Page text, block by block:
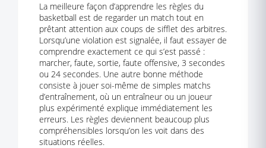
La meilleure façon d’apprendre les règles du
basketball est de regarder un match tout en
prêtant attention aux coups de sifflet des arbitres.
Lorsqu’une violation est signalée, il faut essayer de
comprendre exactement ce qui s’est passé :
marcher, faute, sortie, faute offensive, 3 secondes
ou 24 secondes. Une autre bonne méthode
consiste à jouer soi-même de simples matchs
d’entraînement, où un entraîneur ou un joueur
plus expérimenté explique immédiatement les
erreurs. Les règles deviennent beaucoup plus
compréhensibles lorsqu’on les voit dans des
situations réelles.